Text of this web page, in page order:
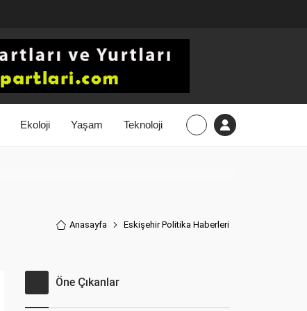
Ekoloji Yaşam Teknoloji
Anasayfa Eskişehir Politika Haberleri
Öne Çıkanlar